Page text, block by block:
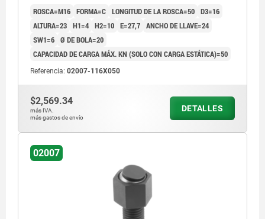
ROSCA=M16 FORMA=C LONGITUD DE LA ROSCA=50 D3=16
ALTURA=23 H1=4 H2=10 E=27,7 ANCHO DE LLAVE=24
SW1=6 Ø DE BOLA=20
CAPACIDAD DE CARGA MÁX. KN (SOLO CON CARGA ESTÁTICA)=50
Referencia: 02007-116X050
$2,569.34
más IVA.
más gastos de envío
DETALLES
02007